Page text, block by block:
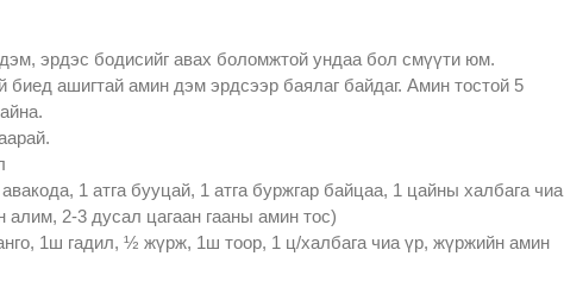
эрдэс бодисийг авах боломжтой ундаа бол смүүти юм.
биед ашигтай амин дэм эрдсээр баялаг байдаг. Амин тостой 5
1 атга бууцай, 1 атга буржгар байцаа, 1 цайны халбага чиа
2-3 дусал цагаан гааны амин тос)
1ш гадил, ½ жүрж, 1ш тоор, 1 ц/халбага чиа үр, жүржийн амин